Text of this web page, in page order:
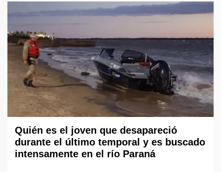
Quién es el joven que desapareció
durante el último temporal y es buscado
intensamente en el río Paraná